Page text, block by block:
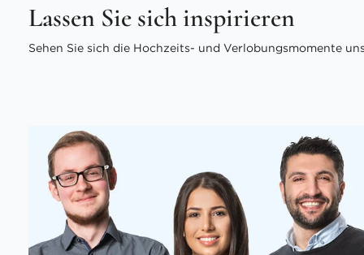
Lassen Sie sich inspirieren
Sehen Sie sich die Hochzeits- und Verlobungsmomente